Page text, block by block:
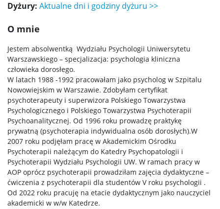
Studia doktorskie w “starym trybie”
DLA PRACOWNIKÓW
NAUKA NA WYDZIALE
Najnowsze publikacje
Laboratoria wydziałowe
Centrum Diagnozy i Terapii
Dyżury: Aktualne dni i godziny dyżuru >>
O mnie
Jestem absolwentką Wydziału Psychologii Uniwersytetu
Warszawskiego – specjalizacja: psychologia kliniczna
człowieka dorosłego.
W latach 1988 -1992 pracowałam jako psycholog w Szpitalu
Nowowiejskim w Warszawie. Zdobyłam certyfikat
psychoterapeuty i superwizora Polskiego Towarzystwa
Psychologicznego i Polskiego Towarzystwa Psychoterapii
Psychoanalitycznej. Od 1996 roku prowadzę praktykę
prywatną (psychoterapia indywidualna osób dorosłych).W
2007 roku podjęłam pracę w Akademickim Ośrodku
Psychoterapii należącym do Katedry Psychopatologii i
Psychoterapii Wydziału Psychologii UW. W ramach pracy w
AOP oprócz psychoterapii prowadziłam zajęcia dydaktyczne –
ćwiczenia z psychoterapii dla studentów V roku psychologii .
Od 2022 roku pracuję na etacie dydaktycznym jako nauczyciel
akademicki w w/w Katedrze.